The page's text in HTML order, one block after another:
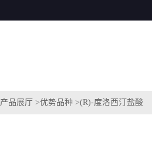
产品展厅 >优势品种 >(R)-度洛西汀盐酸